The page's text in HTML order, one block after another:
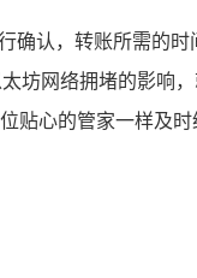
确认，转账所需的
坊网络拥堵的影响
贴心的管家一样及